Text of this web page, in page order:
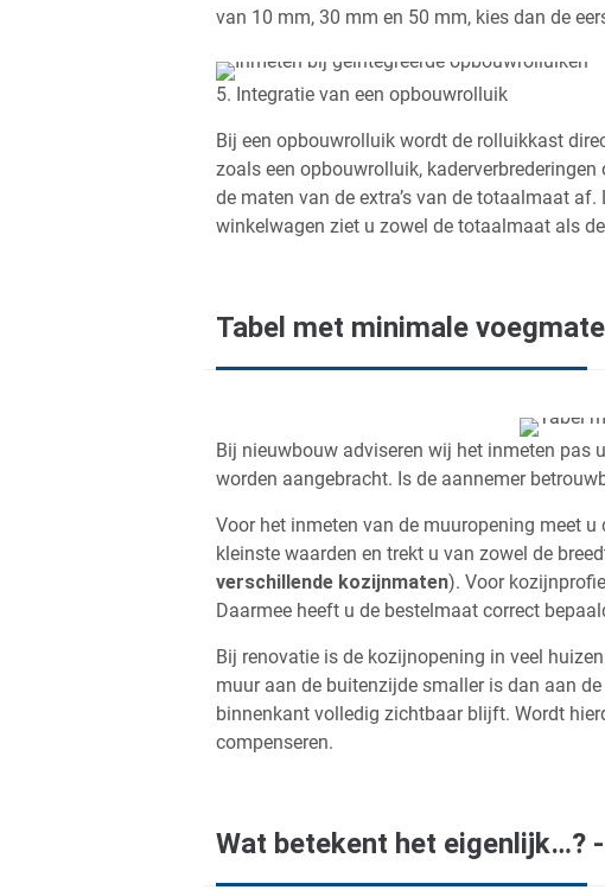
van 10 mm, 30 mm en 50 mm, kies dan de
5. Integratie van een opbouwrolluik
Bij een opbouwrolluik wordt de rolluikkast
zoals een opbouwrolluik,
de maten van de extra’s van de totaalmaat
winkelwagen ziet u zowel de totaalmaat als
Tabel met minimale
Bij nieuwbouw adviseren wij het inmeten pas
worden aangebracht. Is de aannemer
Voor het inmeten van de muuropening meet
kleinste waarden en trekt u van zowel de
verschillende kozijnmaten). Voor
Daarmee heeft u de bestelmaat correct
Bij renovatie is de kozijnopening in veel
muur aan de buitenzijde smaller is dan aan
binnenkant volledig zichtbaar blijft. Wordt
compenseren.
Wat betekent het eigenlijk…?